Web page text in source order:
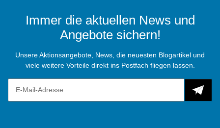
Immer die aktuellen News und
Angebote sichern!
Unsere Aktionsangebote, News, die neuesten Blogartikel und
viele weitere Vorteile direkt ins Postfach fliegen lassen.